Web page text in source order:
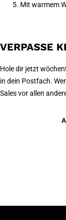
Mit warmem
VERPASSE
Hole dir jetzt
in dein Postfach.
Sales vor allen